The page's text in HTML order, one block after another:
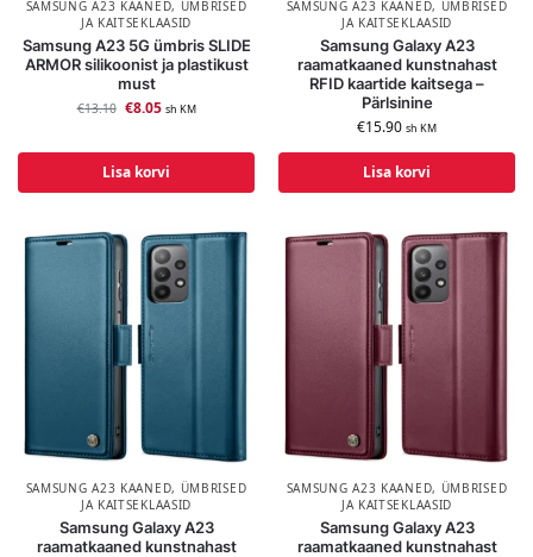
SAMSUNG A23 KAANED, ÜMBRISED
JA KAITSEKLAASID
Samsung A23 5G ümbris SLIDE
ARMOR silikoonist ja plastikust
must
€13.10 €8.05 sh KM
Lisa korvi
SAMSUNG A23 KAANED, ÜMBRISED
JA KAITSEKLAASID
Samsung Galaxy A23
raamatkaaned kunstnahast
RFID kaartide kaitsega –
Pärlsinine
€15.90 sh KM
Lisa korvi
SAMSUNG A23 KAANED, ÜMBRISED
JA KAITSEKLAASID
Samsung Galaxy A23
raamatkaaned kunstnahast
SAMSUNG A23 KAANED, ÜMBRISED
JA KAITSEKLAASID
Samsung Galaxy A23
raamatkaaned kunstnahast